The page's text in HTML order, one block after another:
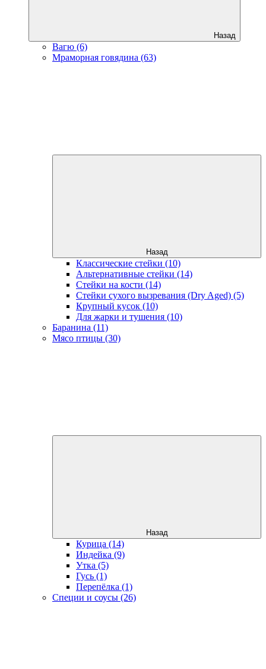
Назад
Вагю (6)
Мраморная говядина (63)
Назад
Классические стейки (10)
Альтернативные стейки (14)
Стейки на кости (14)
Стейки сухого вызревания (Dry Aged) (5)
Крупный кусок (10)
Для жарки и тушения (10)
Баранина (11)
Мясо птицы (30)
Назад
Курица (14)
Индейка (9)
Утка (5)
Гусь (1)
Перепёлка (1)
Специи и соусы (26)